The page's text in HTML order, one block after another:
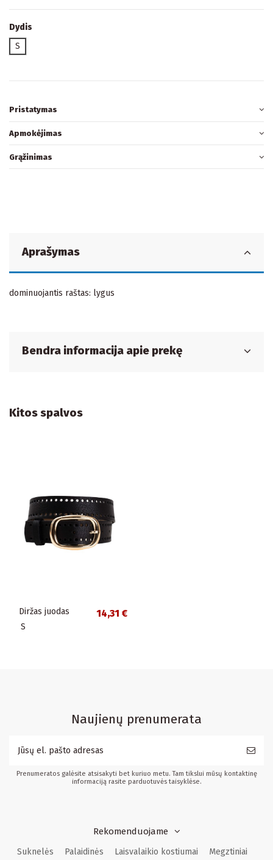
Dydis
S
Pristatymas
Apmokėjimas
Grąžinimas
Aprašymas
dominuojantis raštas: lygus
Bendra informacija apie prekę
Kitos spalvos
Diržas juodas 14,31 €
S
Naujienų prenumerata
Prenumeratos galėsite atsisakyti bet kuriuo metu. Tam tikslui mūsų kontaktinę
informaciją rasite parduotuvės taisyklėse.
Rekomenduojame
Suknelės Palaidinės Laisvalaikio kostiumai Megztiniai